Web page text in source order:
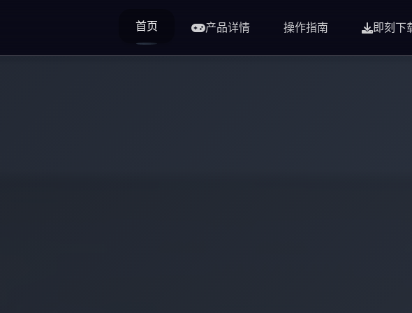
首页 产品详情 操作指南 即刻下